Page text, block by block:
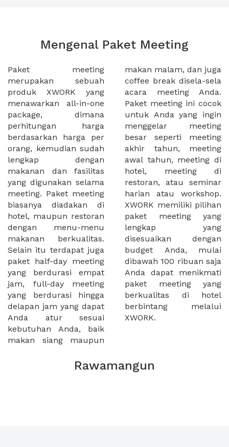
Mengenal Paket Meeting
Paket meeting
merupakan sebuah
produk XWORK yang
menawarkan all-in-one
package, dimana
perhitungan harga
berdasarkan harga per
orang, kemudian sudah
lengkap dengan
makanan dan fasilitas
yang digunakan selama
meeting. Paket meeting
biasanya diadakan di
hotel, maupun restoran
dengan menu-menu
makanan berkualitas.
Selain itu terdapat juga
paket half-day meeting
yang berdurasi empat
jam, full-day meeting
yang berdurasi hingga
delapan jam yang dapat
Anda atur sesuai
kebutuhan Anda, baik
makan siang maupun
makan malam, dan juga
coffee break disela-sela
acara meeting Anda.
Paket meeting ini cocok
untuk Anda yang ingin
menggelar meeting
besar seperti meeting
akhir tahun, meeting
awal tahun, meeting di
hotel, meeting di
restoran, atau seminar
harian atau workshop.
XWORK memiliki pilihan
paket meeting yang
lengkap yang
disesuaikan dengan
budget Anda, mulai
dibawah 100 ribuan saja
Anda dapat menikmati
paket meeting yang
berkualitas di hotel
berbintang melalui
XWORK.
Rawamangun